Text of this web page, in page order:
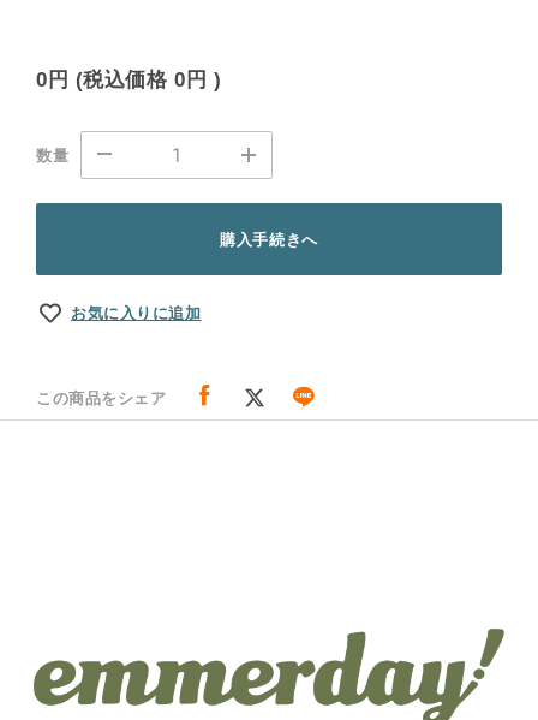
0円 (税込価格0円 )
数量
購入手続きへ
お気に入りに追加
この商品をシェア